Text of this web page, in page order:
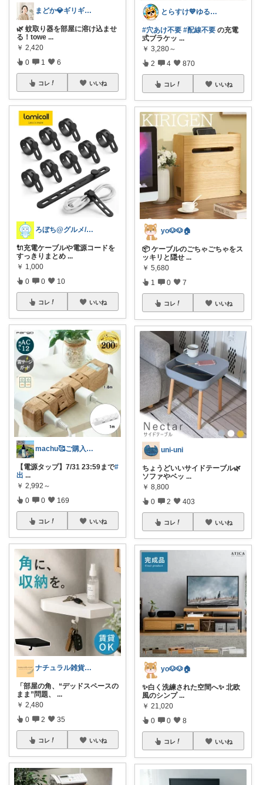
まどか💎ギリギリアラサーOL
🌿 蚊取り器を部屋に溶け込ませ
る！towe ...
￥ 2,420
0 1 6
コレ いいね
ろぼち@グルメ/キッチン雑貨
🔌充電ケーブルや電源コードを
すっきりまとめ ...
￥ 1,000
0 0 10
コレ いいね
machu🥰ご購入感謝✨
【電源タップ】7/31 23:59まで#
出 ...
￥ 2,992～
0 0 169
コレ いいね
ナチュラル雑貨とカフェ空間 ☕️
「部屋の角、“デッドスペースの
まま”問題、
...
￥ 2,480
0 2 35
コレ いいね
とらすけ💙ゆるミニマリストの愛用品
#穴あけ不要 #配線不要 の充電
式ブラケッ ...
￥ 3,280～
2 4 870
コレ いいね
yo🐶🐶🏠
📦 ケーブルのごちゃごちゃをス
ッキリと隠せ ...
￥ 5,680
1 0 7
コレ いいね
uni-uni
ちょうどいいサイドテーブル🌿
ソファやベッ ...
￥ 8,800
0 2 403
コレ いいね
yo🐶🐶🏠
✨白く洗練された空間へ✨ 北欧
風のシンプ ...
￥ 21,020
0 0 8
コレ いいね